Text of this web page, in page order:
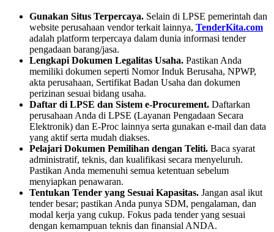
Gunakan Situs Terpercaya. Selain di LPSE pemerintah dan
website perusahaan vendor terkait lainnya, TenderKita.com
adalah platform terpercaya dalam dunia informasi tender
pengadaan barang/jasa.
Lengkapi Dokumen Legalitas Usaha. Pastikan Anda
memiliki dokumen seperti Nomor Induk Berusaha, NPWP,
akta perusahaan, Sertifikat Badan Usaha dan dokumen
perizinan sesuai bidang usaha.
Daftar di LPSE dan Sistem e-Procurement. Daftarkan
perusahaan Anda di LPSE (Layanan Pengadaan Secara
Elektronik) dan E-Proc lainnya serta gunakan e-mail dan data
yang aktif serta mudah diakses.
Pelajari Dokumen Pemilihan dengan Teliti. Baca syarat
administratif, teknis, dan kualifikasi secara menyeluruh.
Pastikan Anda memenuhi semua ketentuan sebelum
menyiapkan penawaran.
Tentukan Tender yang Sesuai Kapasitas. Jangan asal ikut
tender besar; pastikan Anda punya SDM, pengalaman, dan
modal kerja yang cukup. Fokus pada tender yang sesuai
dengan kemampuan teknis dan finansial ANDA.